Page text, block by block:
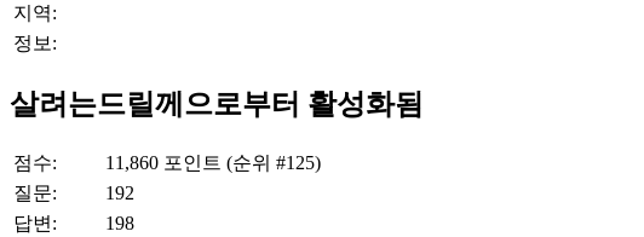
지역:
정보:
살려는드릴께으로부터 활성화됨
점수: 11,860 포인트 (순위 #125)
질문:
192
답변:
198